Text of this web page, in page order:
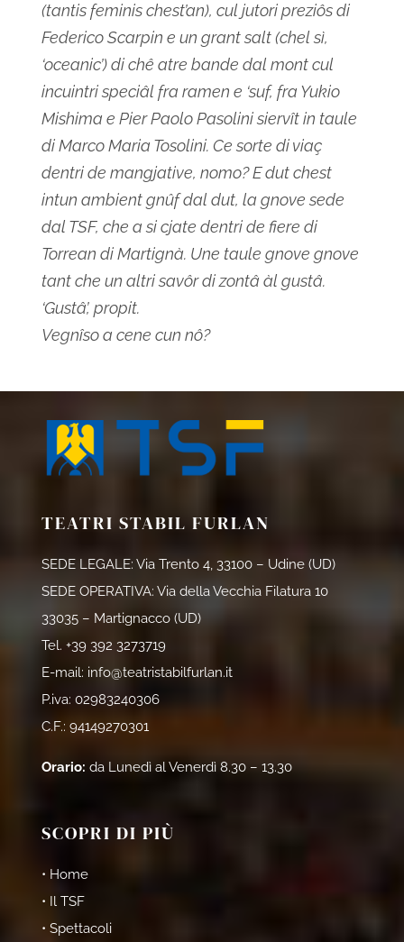
(tantis feminis chest’an), cul jutori preziôs di
Federico Scarpin e un grant salt (chel sì,
‘oceanic’) di chê atre bande dal mont cul
incuintri speciâl fra ramen e ‘suf, fra Yukio
Mishima e Pier Paolo Pasolini siervît in taule
di Marco Maria Tosolini. Ce sorte di viaç
dentri de mangjative, nomo? E dut chest
intun ambient gnûf dal dut, la gnove sede
dal TSF, che a si cjate dentri de fiere di
Torrean di Martignà. Une taule gnove gnove
tant che un altri savôr di zontâ àl gustâ.
‘Gustâ’, propit.
Vegnîso a cene cun nô?
TEATRI STABIL FURLAN
SEDE LEGALE: Via Trento 4, 33100 – Udine (UD)
SEDE OPERATIVA: Via della Vecchia Filatura 10
33035 – Martignacco (UD)
Tel. +39 392 3273719
E-mail: info@teatristabilfurlan.it
P.iva: 02983240306
C.F.: 94149270301
Orario: da Lunedì al Venerdì 8.30 – 13.30
SCOPRI DI PIÙ
• Home
• Il TSF
• Spettacoli